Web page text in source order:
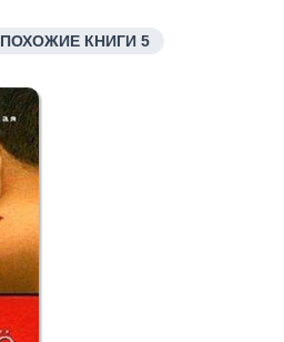
ПОХОЖИЕ КНИГИ 5